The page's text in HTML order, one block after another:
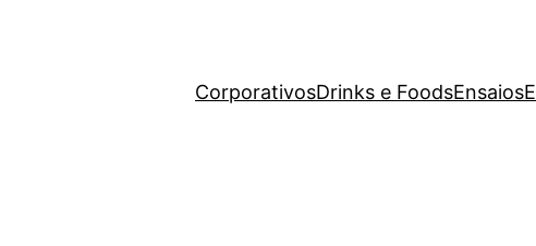
CorporativosDrinks e FoodsEnsaios